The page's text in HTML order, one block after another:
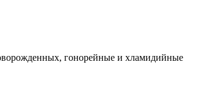
гонорейные и хламидийные